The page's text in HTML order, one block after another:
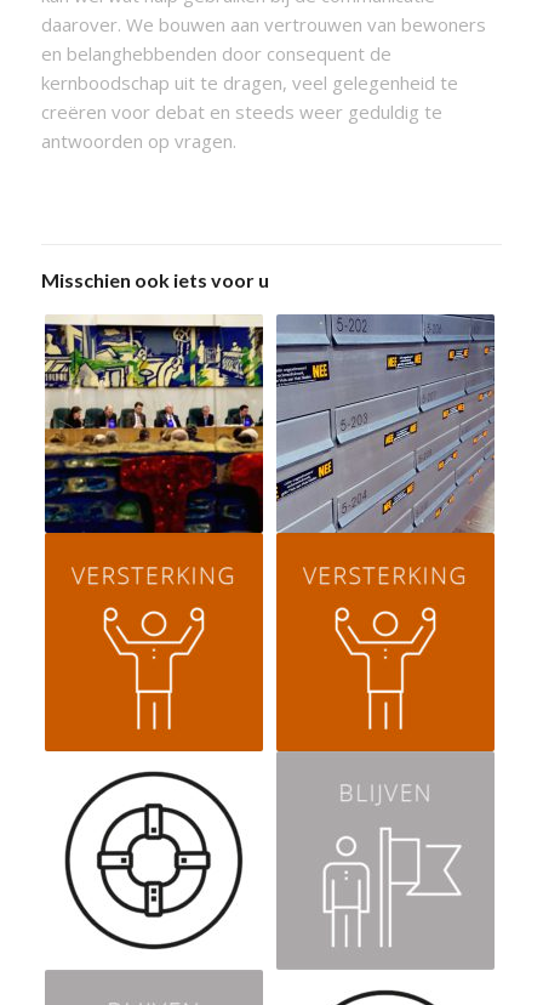
daarover. We bouwen aan vertrouwen van bewoners
en belanghebbenden door consequent de
kernboodschap uit te dragen, veel gelegenheid te
creëren voor debat en steeds weer geduldig te
antwoorden op vragen.
Misschien ook iets voor u